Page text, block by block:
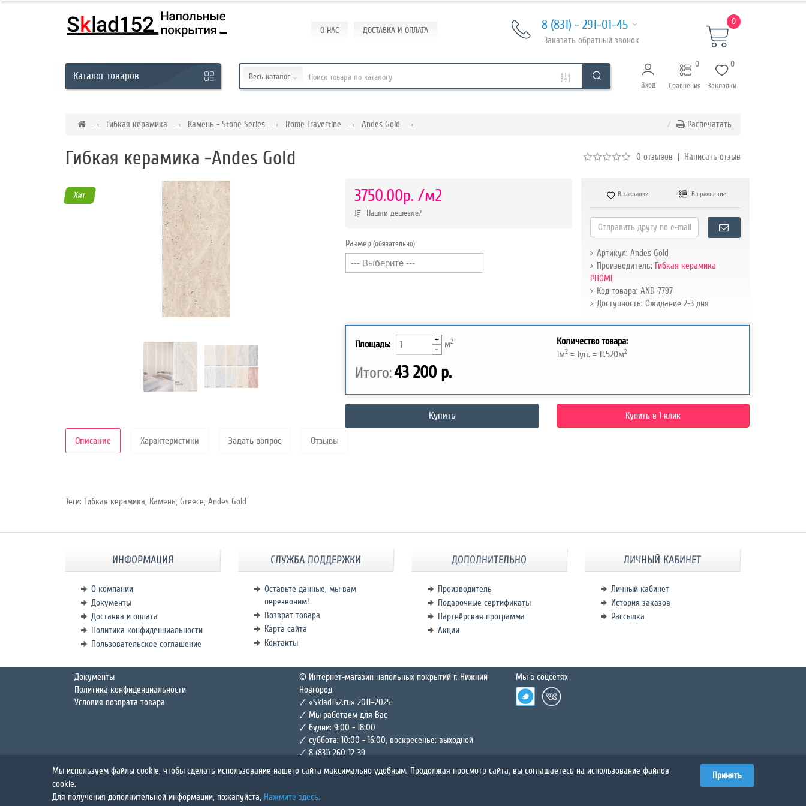
О НАС ДОСТАВКА И ОПЛАТА 8 (831) - 291-01-45
Заказатьобратныйзвонок
0
Каталогтоваров Весь каталог
0
Закладки
0
Сравнения
Вход
Гибкая керамика Камень - Stone Series Rome Travertine Andes Gold Распечатать
Гибкая керамика -Andes Gold 0 отзывов | Написать отзыв
Хит 3750.00р.р./м2
Нашли дешевле?
Размер(обязательно)
В закладки В сравнение
Артикул: Andes Gold
Производитель: Гибкая керамика
РНОMI
Код товара: AND-7797
Доступность: Ожидание 2-3 дня
Площадь:
+
- м2
Количество товара:
1м2= 1уп. = 11.520м2
Итого:43 200 р.
Купить Купить в 1 клик
Описание Характеристики Задать вопрос Отзывы
Теги: Гибкая керамика, Камень,Greece,Andes Gold
ИНФОРМАЦИЯ
О компании
Документы
Доставка и оплата
Политика конфиденциальности
Пользовательское соглашение
СЛУЖБА ПОДДЕРЖКИ
Оставьте данные, мы вам
перезвоним!
Возврат товара
Карта сайта
Контакты
ДОПОЛНИТЕЛЬНО
Производитель
Подарочные сертификаты
Партнёрская программа
Акции
ЛИЧНЫЙ КАБИНЕТ
Личный кабинет
История заказов
Рассылка
Документы
Политика конфиденциальности
Условия возврата товара
© Интернет-магазин напольных покрытий г. Нижний
Новгород
🗸 «Sklad152.ru» 2011–2025
🗸 Мы работаем для Вас
🗸 будни: 9:00 - 18:00
🗸 суббота: 10:00 - 16:00, воскресенье: выходной
🗸 8 (831) 260-12-39
Мы в соцсетях
Сайт разрешает вам просматривать и загружать материалы этого сайта только для личного некоммерческого использования, при условии сохранения вами всей информации об авторском праве и других сведений о праве
образом для общественных или коммерческих целей. Любое использование этих материалов на других сайтах или в компьютерных сетях запрещается.
Принять
Мы используем файлы cookie, чтобы сделать использование нашего сайта максимально удобным. Продолжая просмотр сайта, вы соглашаетесь на использование файлов
cookie.
Для получения дополнительной информации, пожалуйста, Нажмите здесь.